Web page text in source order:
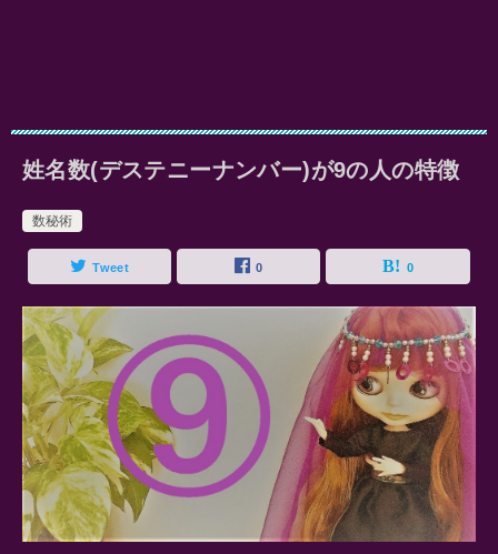
姓名数(デステニーナンバー)が9の人の特徴
数秘術
Tweet 0 0